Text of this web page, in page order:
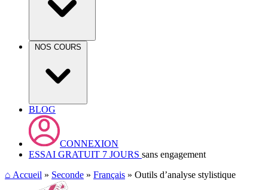
NOS COURS
BLOG
CONNEXION
ESSAI GRATUIT 7 JOURS sans engagement
⌂ Accueil » Seconde » Français » Outils d’analyse stylistique